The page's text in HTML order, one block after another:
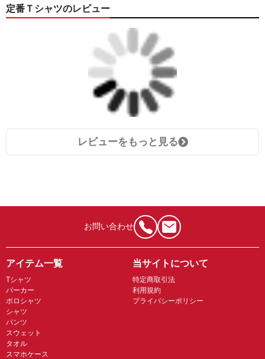
定番Ｔシャツのレビュー
レビューをもっと見る
お問い合わせ
アイテム一覧
Tシャツ
パーカー
ポロシャツ
シャツ
パンツ
スウェット
タオル
スマホケース
当サイトについて
特定商取引法
利用規約
プライバシーポリシー